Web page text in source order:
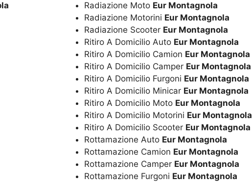
Radiazione Moto Eur Montagnola
Radiazione Motorini Eur Montagnola
Radiazione Scooter Eur Montagnola
Ritiro A Domicilio Auto Eur Montagnola
Ritiro A Domicilio Camion Eur Montagnola
Ritiro A Domicilio Camper Eur Montagnola
Ritiro A Domicilio Furgoni Eur Montagnola
Ritiro A Domicilio Minicar Eur Montagnola
Ritiro A Domicilio Moto Eur Montagnola
Ritiro A Domicilio Motorini Eur Montagnola
Ritiro A Domicilio Scooter Eur Montagnola
Rottamazione Auto Eur Montagnola
Rottamazione Camion Eur Montagnola
Rottamazione Camper Eur Montagnola
Rottamazione Furgoni Eur Montagnola